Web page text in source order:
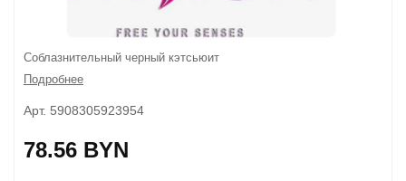
Соблазнительный черный кэтсьюит
Подробнее
Арт. 5908305923954
78.56 BYN